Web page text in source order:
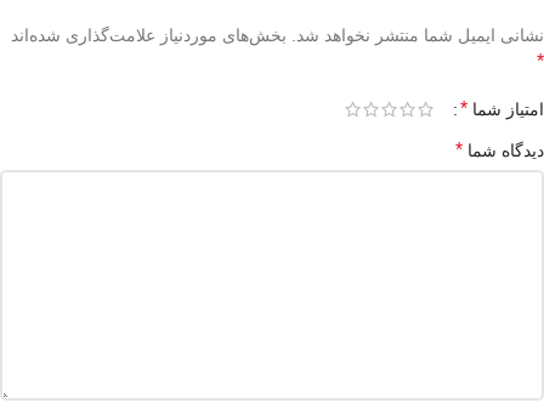
نشانی ایمیل شما منتشر نخواهد شد. بخش‌های موردنیاز علامت‌گذاری شده‌اند
*
امتیاز شما *
دیدگاه شما *